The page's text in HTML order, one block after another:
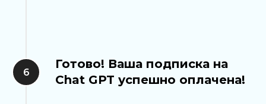
Готово! Ваша подписка на
Chat GPT успешно оплачена!